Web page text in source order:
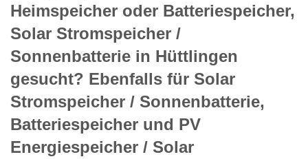
Heimspeicher oder Batteriespeicher,
Solar Stromspeicher /
Sonnenbatterie in Hüttlingen
gesucht? Ebenfalls für Solar
Stromspeicher / Sonnenbatterie,
Batteriespeicher und PV
Energiespeicher / Solar